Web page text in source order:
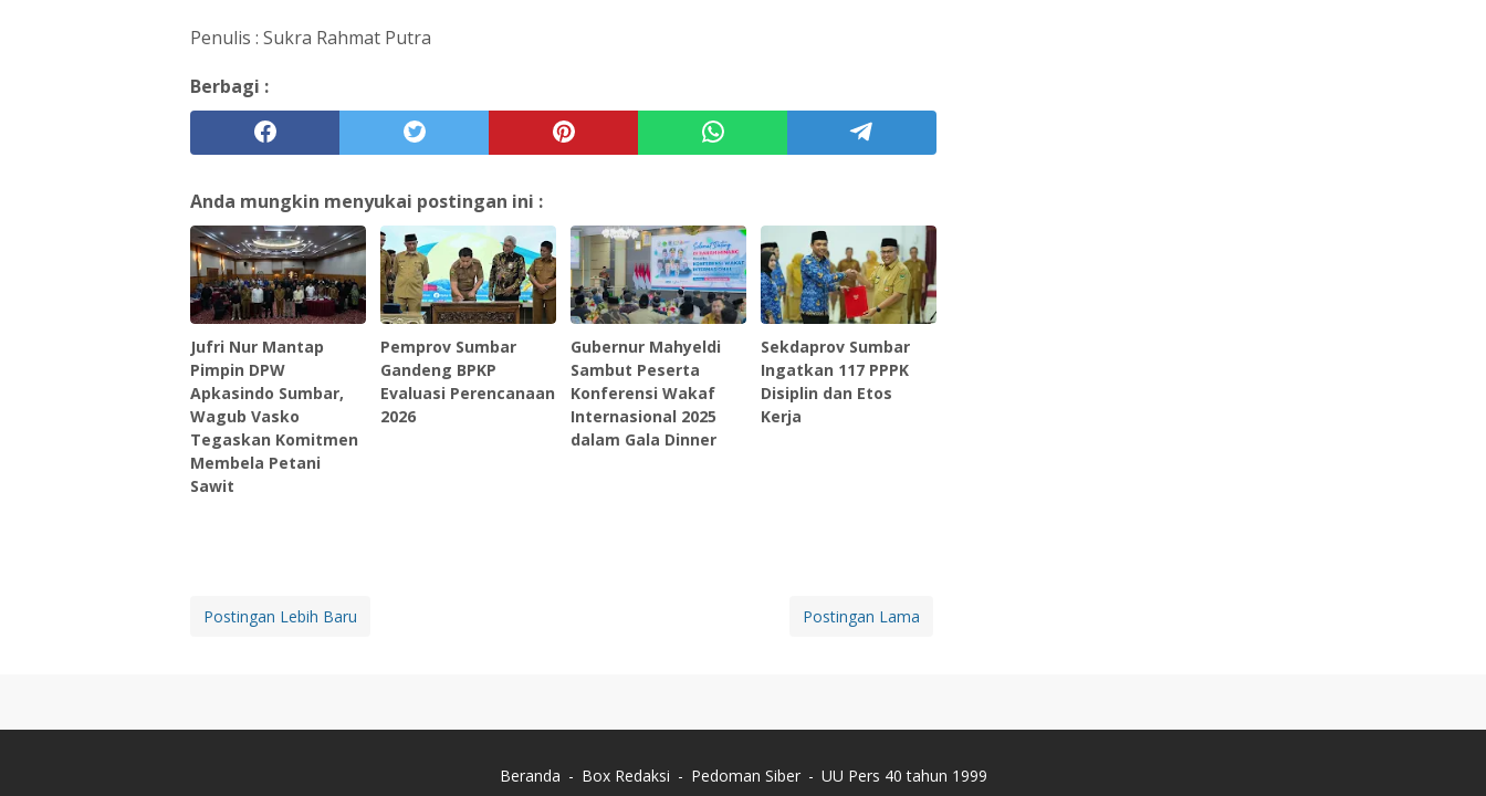
Penulis : Sukra Rahmat Putra
Berbagi :
Anda mungkin menyukai postingan ini :
Jufri Nur Mantap
Pimpin DPW
Apkasindo Sumbar,
Wagub Vasko
Tegaskan Komitmen
Membela Petani
Sawit
Pemprov Sumbar
Gandeng BPKP
Evaluasi Perencanaan
2026
Gubernur Mahyeldi
Sambut Peserta
Konferensi Wakaf
Internasional 2025
dalam Gala Dinner
Sekdaprov Sumbar
Ingatkan 117 PPPK
Disiplin dan Etos
Kerja
Postingan Lebih Baru Postingan Lama
Beranda Box Redaksi Pedoman Siber UU Pers 40 tahun 1999